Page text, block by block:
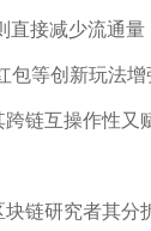
接减少流通
等创新玩法
链互操作性
链研究者其分